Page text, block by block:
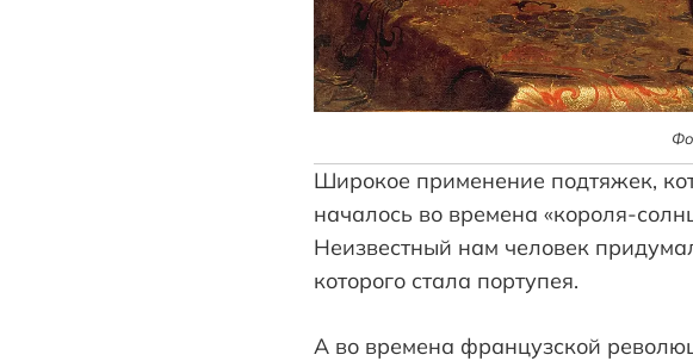
Широкое применение подтяжек,
началось во времена «короля-
Неизвестный нам человек
которого стала портупея.
А во времена французской